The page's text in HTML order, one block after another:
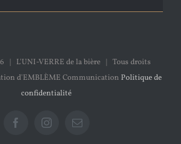
| L'UNI-VERRE de la bière | Tous droits
d'EMBLÈME Communication Politique de
confidentialité
FacebookInstagramEmail